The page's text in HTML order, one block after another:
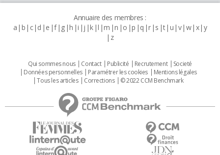
Annuaire des membres :
a b c d e f g h i j k l m n o p q r s t u v w x y
z
Qui sommes nous Contact Publicité Recrutement
Societé
Données personnelles
Paramétrer les cookies
Mentions légales
Tous les articles
Corrections © 2022 CCM Benchmark